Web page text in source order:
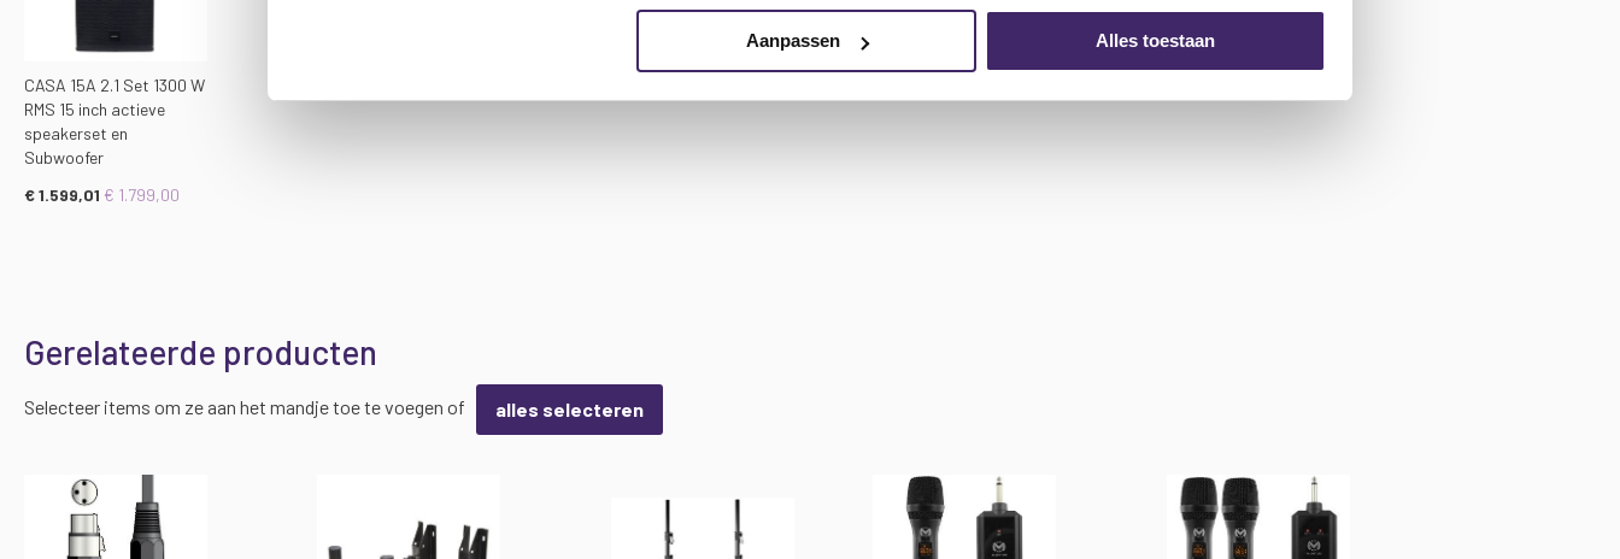
Aanpassen Alles toestaan
CASA 15A 2.1 Set 1300 W
RMS 15 inch actieve
speakerset en
Subwoofer
€ 1.599,01 € 1.799,00
Gerelateerde producten
Selecteer items om ze aan het mandje toe te voegen of alles selecteren